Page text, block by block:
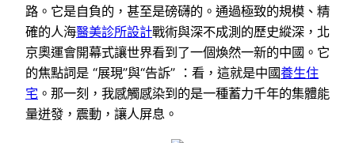
路。它是自負的，甚至是磅礴的。通過極致的規模、精
確的人海醫美診所設計戰術與深不成測的歷史縱深，北
京奧運會開幕式讓世界看到了一個煥然一新的中國。它
的焦點詞是 “展現”與“告訴” ：看，這就是中國養生住
宅 。那一刻，我感觸感染到的是一種蓄力千年的集體能
量迸發，震動，讓人屏息。